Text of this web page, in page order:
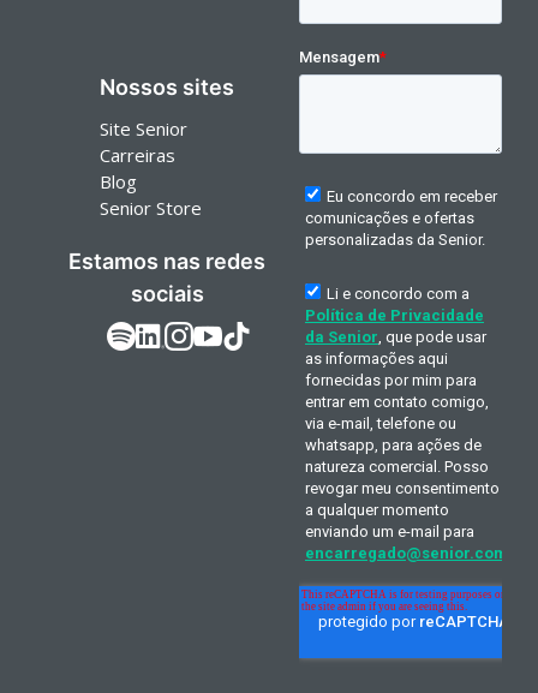
Nossos sites
Site Senior
Carreiras
Blog
Senior Store
Estamos nas redes
sociais